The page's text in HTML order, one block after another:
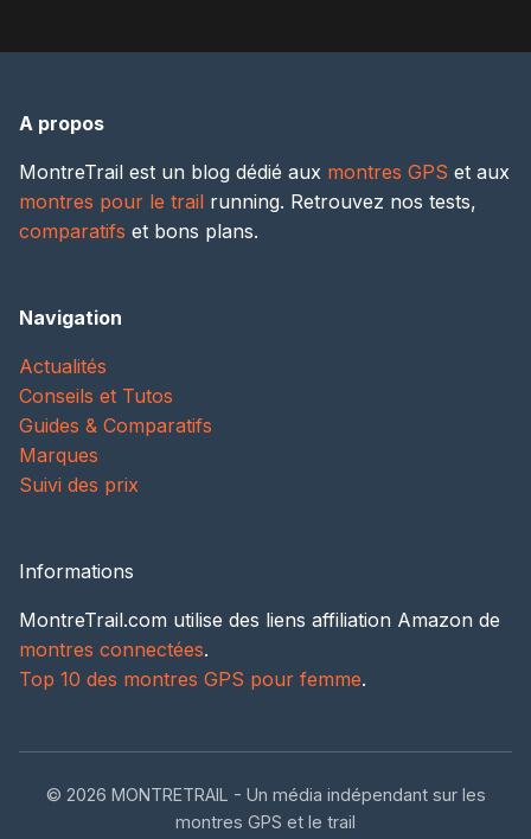
A propos
MontreTrail est un blog dédié aux montres GPS et aux
montres pour le trail running. Retrouvez nos tests,
comparatifs et bons plans.
Navigation
Actualités
Conseils et Tutos
Guides & Comparatifs
Marques
Suivi des prix
Informations
MontreTrail.com utilise des liens affiliation Amazon de
montres connectées.
Top 10 des montres GPS pour femme.
© 2026 MONTRETRAIL - Un média indépendant sur les
montres GPS et le trail